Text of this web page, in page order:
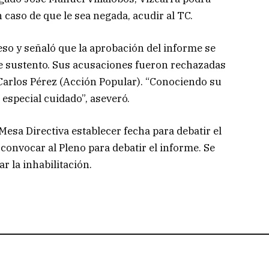
de que le sea negada, acudir al TC.
y señaló que la aprobación del informe se
sustento. Sus acusaciones fueron rechazadas
Pérez (Acción Popular). “Conociendo su
cuidado”, aseveró.
Directiva establecer fecha para debatir el
al Pleno para debatir el informe. Se
la inhabilitación.